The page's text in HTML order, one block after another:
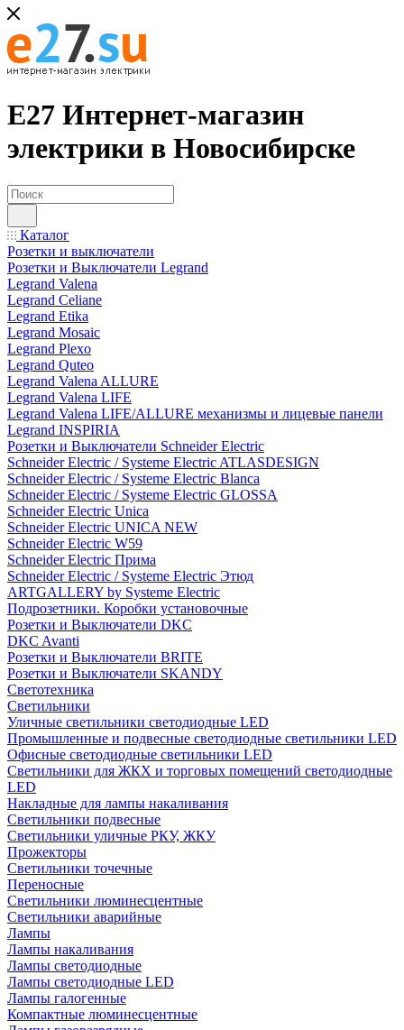
Е27 Интернет-магазин
электрики в Новосибирске
Каталог
Розетки и выключатели
Розетки и Выключатели Legrand
Legrand Valena
Legrand Celiane
Legrand Etika
Legrand Mosaic
Legrand Plexo
Legrand Quteo
Legrand Valena ALLURE
Legrand Valena LIFE
Legrand Valena LIFE/ALLURE механизмы и лицевые панели
Legrand INSPIRIA
Розетки и Выключатели Schneider Electric
Schneider Electric / Systeme Electric ATLASDESIGN
Schneider Electric / Systeme Electric Blanca
Schneider Electric / Systeme Electric GLOSSA
Schneider Electric Unica
Schneider Electric UNICA NEW
Schneider Electric W59
Schneider Electric Прима
Schneider Electric / Systeme Electric Этюд
ARTGALLERY by Systeme Electric
Подрозетники. Коробки установочные
Розетки и Выключатели DKC
DKC Avanti
Розетки и Выключатели BRITE
Розетки и Выключатели SKANDY
Светотехника
Светильники
Уличные светильники светодиодные LED
Промышленные и подвесные светодиодные светильники LED
Офисные светодиодные светильники LED
Светильники для ЖКХ и торговых помещений светодиодные
LED
Накладные для лампы накаливания
Светильники подвесные
Светильники уличные РКУ, ЖКУ
Прожекторы
Cветильники точечные
Переносные
Светильники люминесцентные
Светильники аварийные
Лампы
Лампы накаливания
Лампы светодиодные
Лампы светодиодные LED
Лампы галогенные
Компактные люминесцентные